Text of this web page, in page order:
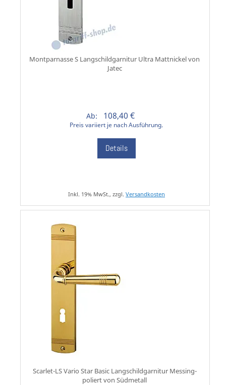
Montparnasse S Langschildgarnitur Ultra Mattnickel von
Jatec
Ab: 108,40 €
Preis variiert je nach Ausführung.
Details
Inkl. 19% MwSt., zzgl. Versandkosten
Scarlet-LS Vario Star Basic Langschildgarnitur Messing-
poliert von Südmetall